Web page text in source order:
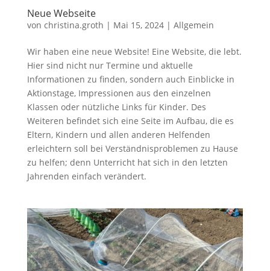
Neue Webseite
von christina.groth | Mai 15, 2024| Allgemein
Wir haben eine neue Website! Eine Website, die lebt.
Hier sind nicht nur Termine und aktuelle
Informationen zu finden, sondern auch Einblicke in
Aktionstage, Impressionen aus den einzelnen
Klassen oder nützliche Links für Kinder. Des
Weiteren befindet sich eine Seite im Aufbau, die es
Eltern, Kindern und allen anderen Helfenden
erleichtern soll bei Verständnisproblemen zu Hause
zu helfen; denn Unterricht hat sich in den letzten
Jahrenden einfach verändert.